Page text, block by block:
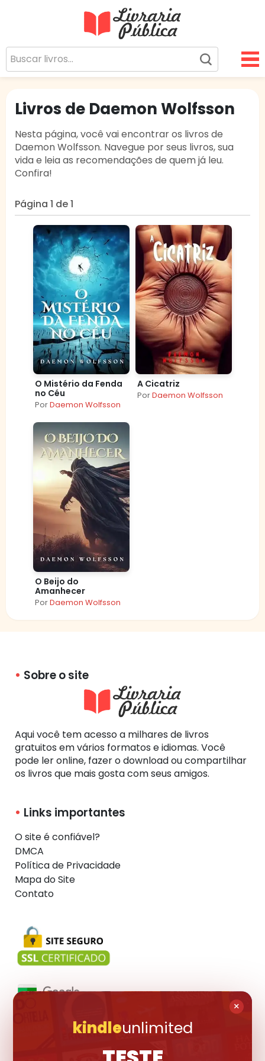
Sua Biblioteca Virtual Gratuita
Livros de Daemon Wolfsson
Nesta página, você vai encontrar os livros de
Daemon Wolfsson. Navegue por seus livros, sua
vida e leia as recomendações de quem já leu.
Confira!
Página 1 de 1
O Mistério da Fenda
no Céu
PorDaemon Wolfsson
A Cicatriz
PorDaemon Wolfsson
O Beijo do
Amanhecer
PorDaemon Wolfsson
Sobre o site
Aqui você tem acesso a milhares de livros
gratuitos em vários formatos e idiomas. Você
pode ler online, fazer o download ou compartilhar
os livros que mais gosta com seus amigos.
Links importantes
O site é confiável?
DMCA
Política de Privacidade
Mapa do Site
Contato
×
kindleunlimited